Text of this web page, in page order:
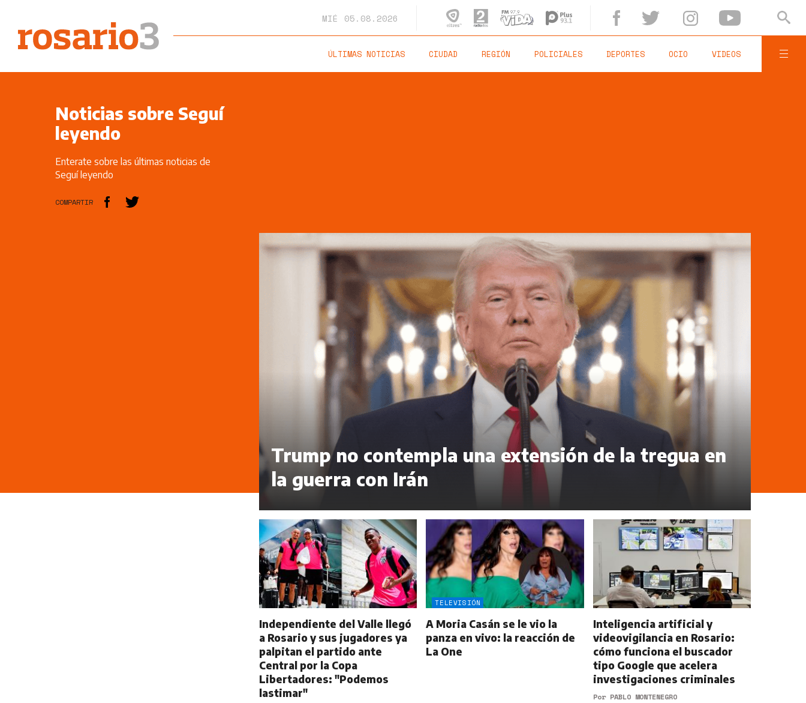
MIÉ 05.08.2026
ÚLTIMAS NOTICIAS CIUDAD REGIÓN POLICIALES DEPORTES OCIO VIDEOS
Noticias sobre Seguí
leyendo
Enterate sobre las últimas noticias de
Seguí leyendo
COMPARTIR
Trump no contempla una extensión de la tregua en
la guerra con Irán
Independiente del Valle llegó
a Rosario y sus jugadores ya
palpitan el partido ante
Central por la Copa
Libertadores: "Podemos
lastimar"
TELEVISIÓN
A Moria Casán se le vio la
panza en vivo: la reacción de
La One
Inteligencia artificial y
videovigilancia en Rosario:
cómo funciona el buscador
tipo Google que acelera
investigaciones criminales
Por PABLO MONTENEGRO